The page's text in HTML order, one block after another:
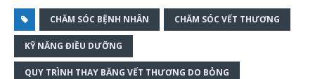
CHĂM SÓC BỆNH NHÂN CHĂM SÓC VẾT THƯƠNG
KỸ NĂNG ĐIỀU DƯỠNG
QUY TRÌNH THAY BĂNG VẾT THƯƠNG DO BỎNG